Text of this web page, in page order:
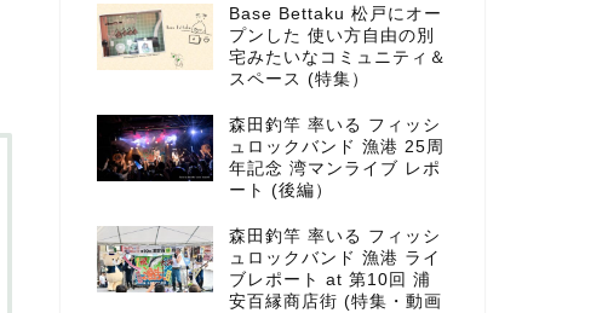
Base Bettaku 松戸にオー
プンした 使い方自由の別
宅みたいなコミュニティ＆
スペース (特集）
森田釣竿 率いる フィッシ
ュロックバンド 漁港 25周
年記念 湾マンライブ レポ
ート (後編）
森田釣竿 率いる フィッシ
ュロックバンド 漁港 ライ
ブレポート at 第10回 浦
安百縁商店街 (特集・動画